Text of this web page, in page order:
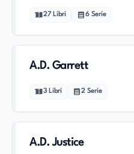
27 Libri 6 Serie
A.D. Garrett
3 Libri 2 Serie
A.D. Justice